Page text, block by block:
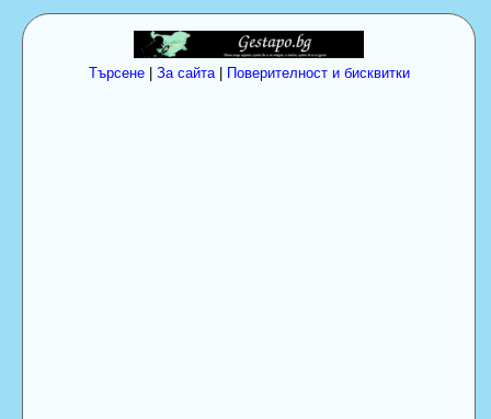
Търсене| За сайта| Поверителност и бисквитки